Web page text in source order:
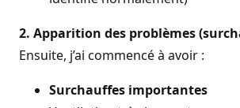
2. Apparition des problèmes
Ensuite, j’ai commencé à avoir :
Surchauffes importantes